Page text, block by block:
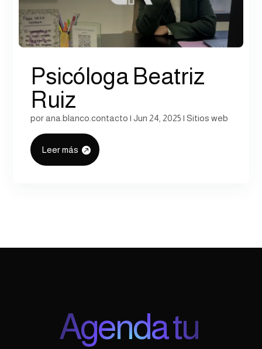
Psicóloga Beatriz
Ruiz
porana.blanco.contacto |Jun 24, 2025 |Sitios web
Leer más
Agenda tu